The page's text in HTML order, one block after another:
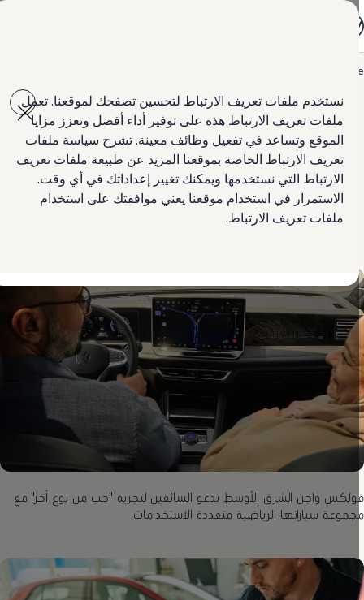
نستخدم ملفات تعريف الارتباط لتحسين تصفحك لموقعنا. تعمل
ملفات تعريف الارتباط هذه على توفير أداء أفضل وتعزز مزايا
الموقع وتساعد في تفعيل وظائف معينة. تشرح سياسة ملفات
تعريف الارتباط الخاصة بموقعنا المزيد عن طبيعة ملفات تعريف
الارتباط التي نستخدمها ويمكنك تغيير إعداداتك في أي وقت.
الاستمرار في استخدام موقعنا يعني موافقتك على استخدام
ملفات تعريف الارتباط.
main
content
footer
تي روك
تيغوان
تيرامونت
طوارق
أماروك
كادي كارغو
العروض
السيارات المستعملة
لمالكي وأصحاب السيارة
ابحث عن وكيل Volkswagen
أخبارالشركة
واجن الشرق الأوسط تدعو السائقين لتجربة "حب من نوع آخر" مع
سياراتها الرياضية متعددة الاستخدامات